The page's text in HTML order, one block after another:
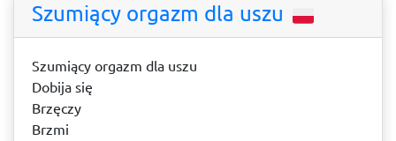
Szumiący orgazm dla uszu
Szumiący orgazm dla uszu
Dobija się
Brzęczy
Brzmi